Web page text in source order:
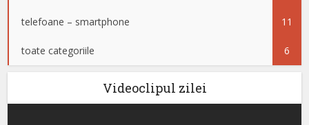
telefoane – smartphone 11
toate categoriile 6
Videoclipul zilei